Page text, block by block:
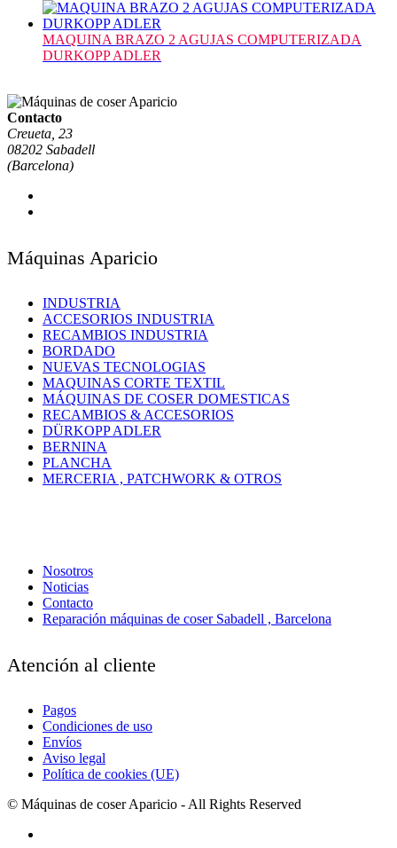
MAQUINA BRAZO 2 AGUJAS COMPUTERIZADA
DURKOPP ADLER
Contacto
Creueta, 23
08202 Sabadell
(Barcelona)
Máquinas Aparicio
INDUSTRIA
ACCESORIOS INDUSTRIA
RECAMBIOS INDUSTRIA
BORDADO
NUEVAS TECNOLOGIAS
MAQUINAS CORTE TEXTIL
MÁQUINAS DE COSER DOMESTICAS
RECAMBIOS & ACCESORIOS
DÜRKOPP ADLER
BERNINA
PLANCHA
MERCERIA , PATCHWORK & OTROS
Nosotros
Noticias
Contacto
Reparación máquinas de coser Sabadell , Barcelona
Atención al cliente
Pagos
Condiciones de uso
Envíos
Aviso legal
Política de cookies (UE)
© Máquinas de coser Aparicio - All Rights Reserved